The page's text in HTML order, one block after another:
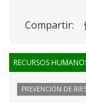
Compartir:
RECURSOS
PREVENCIÓN DE